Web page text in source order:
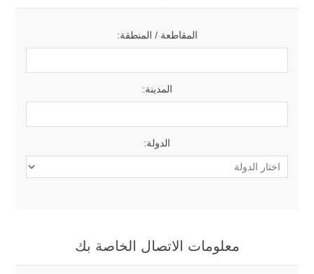
المقاطعة / المنطقة:
المدينة:
الدولة:
معلومات الاتصال الخاصة بك